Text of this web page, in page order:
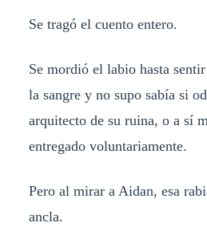
Se tragó el cuento entero.
Se mordió el labio hasta
la sangre y no supo sabía si
arquitecto de su ruina, o a sí
entregado voluntariamente.
Pero al mirar a Aidan, esa
ancla.